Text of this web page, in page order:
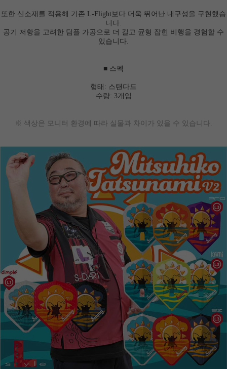
또한 신소재를 적용해 기존 L-Flight보다 더욱 뛰어난 내구성을 구현했습
니다.
공기 저항을 고려한 딤플 가공으로 더 길고 균형 잡힌 비행을 경험할 수
있습니다.
■ 스펙
형태: 스탠다드
수량: 3개입
※ 색상은 모니터 환경에 따라 실물과 차이가 있을 수 있습니다.